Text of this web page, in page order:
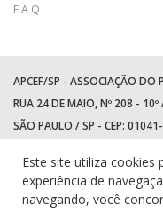
F A Q
APCEF/SP - ASSOCIAÇÃO DO
RUA 24 DE MAIO, Nº 208 - 10º
SÃO PAULO / SP - CEP:
WhatsApp: (11) 94597-5758
Este site utiliza cookies
experiência de
navegando, você